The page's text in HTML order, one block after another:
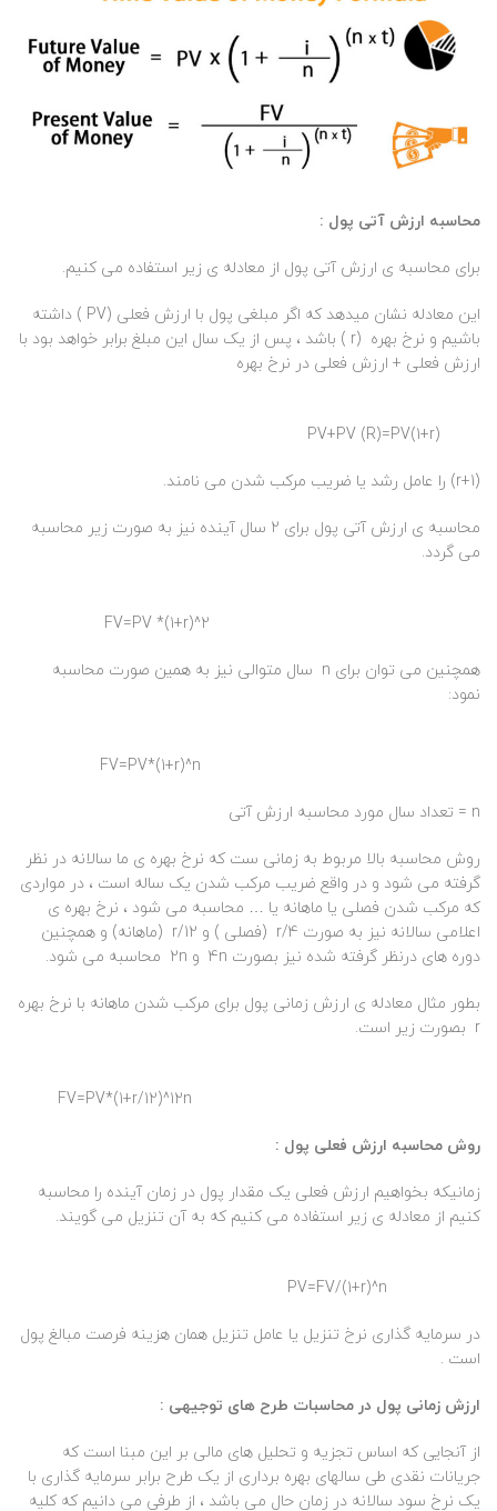
محاسبه ارزش آتی پول :
برای محاسبه ی ارزش آتی پول از معادله ی زیر استفاده می کنیم.
این معادله نشان میدهد که اگر مبلغی پول با ارزش فعلی (PV ) داشته
باشیم و نرخ بهره (r ) باشد ، پس از یک سال این مبلغ برابر خواهد بود با
ارزش فعلی + ارزش فعلی در نرخ بهره
(1+r) را عامل رشد یا ضریب مرکب شدن می نامند.
محاسبه ی ارزش آتی پول برای 2 سال آینده نیز به صورت زیر محاسبه
می گردد.
همچنین می توان برای n سال متوالی نیز به همین صورت محاسبه
نمود:
n = تعداد سال مورد محاسبه ارزش آتی
روش محاسبه بالا مربوط به زمانی ست که نرخ بهره ی ما سالانه در نظر
گرفته می شود و در واقع ضریب مرکب شدن یک ساله است ، در مواردی
که مرکب شدن فصلی یا ماهانه یا … محاسبه می شود ، نرخ بهره ی
اعلامی سالانه نیز به صورت r/4 (فصلی ) و r/12 (ماهانه) و همچنین
دوره های درنظر گرفته شده نیز بصورت 4n و 2n محاسبه می شود.
بطور مثال معادله ی ارزش زمانی پول برای مرکب شدن ماهانه با نرخ بهره
r بصورت زیر است.
روش محاسبه ارزش فعلی پول :
زمانیکه بخواهیم ارزش فعلی یک مقدار پول در زمان آینده را محاسبه
کنیم از معادله ی زیر استفاده می کنیم که به آن تنزیل می گویند.
در سرمایه گذاری نرخ تنزیل یا عامل تنزیل همان هزینه فرصت مبالغ پول
است .
ارزش زمانی پول در محاسبات طرح های توجیهی :
از آنجایی که اساس تجزیه و تحلیل های مالی بر این مبنا است که
جریانات نقدی طی سالهای بهره برداری از یک طرح برابر سرمایه گذاری با
یک نرخ سود سالانه در زمان حال می باشد ، از طرفی می دانیم که کلیه